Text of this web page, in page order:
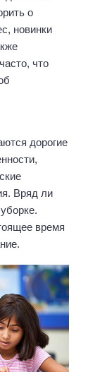
о
новинки
что
дорогие
Вряд ли
время